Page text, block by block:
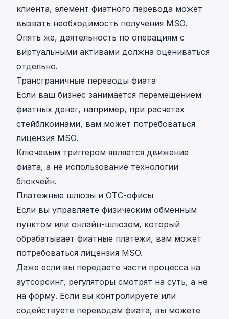
клиента, элемент фиатного перевода может
вызвать необходимость получения MSO.
Опять же, деятельность по операциям с
виртуальными активами должна оцениваться
отдельно.
Трансграничные переводы фиата
Если ваш бизнес занимается перемещением
фиатных денег, например, при расчетах
стейблкоинами, вам может потребоваться
лицензия MSO.
Ключевым триггером является движение
фиата, а не использование технологии
блокчейн.
Платежные шлюзы и OTC-офисы
Если вы управляете физическим обменным
пунктом или онлайн-шлюзом, который
обрабатывает фиатные платежи, вам может
потребоваться лицензия MSO.
Даже если вы передаете части процесса на
аутсорсинг, регуляторы смотрят на суть, а не
на форму. Если вы контролируете или
содействуете переводам фиата, вы можете